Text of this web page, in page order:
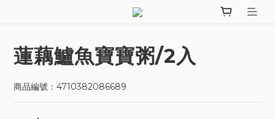
蓮藕鱸魚寶寶粥/2入
商品編號：4710382086689